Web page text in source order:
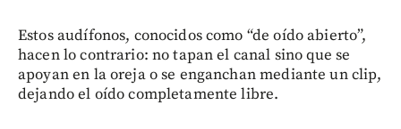
Estos audífonos, conocidos como “de oído abierto”,
hacen lo contrario: no tapan el canal sino que se
apoyan en la oreja o se enganchan mediante un clip,
dejando el oído completamente libre.